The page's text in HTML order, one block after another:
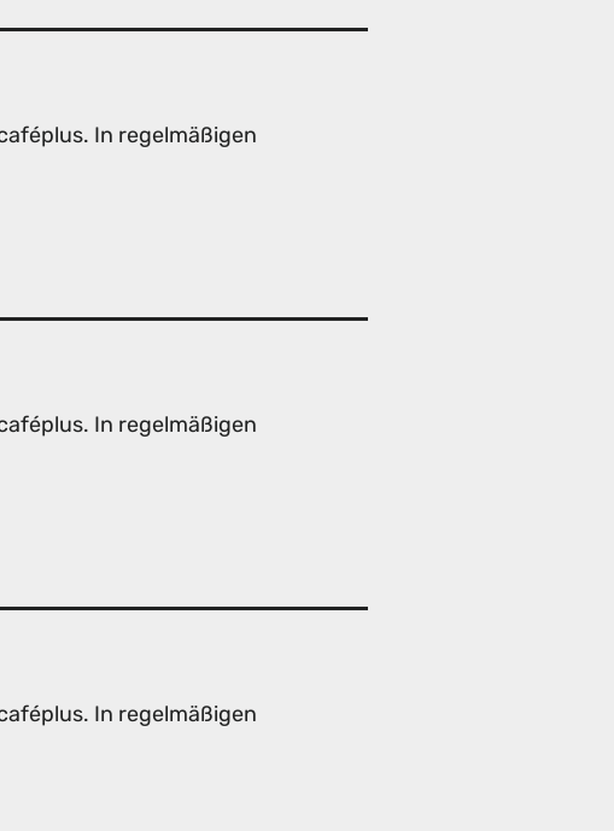
In regelmäßigen
In regelmäßigen
In regelmäßigen